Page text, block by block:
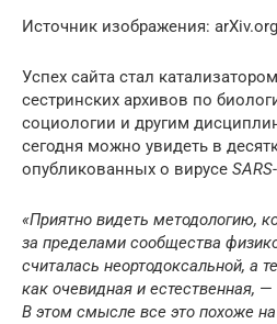
Источник изображения: arXiv.org
Успех сайта стал
сестринских архивов по
социологии и другим
сегодня можно увидеть в
опубликованных о вирусе
«Приятно видеть методологию,
за пределами сообщества
считалась неортодоксальной, а
как очевидная и естественная, —
В этом смысле все это похоже